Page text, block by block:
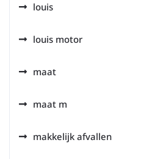
louis
louis motor
maat
maat m
makkelijk afvallen